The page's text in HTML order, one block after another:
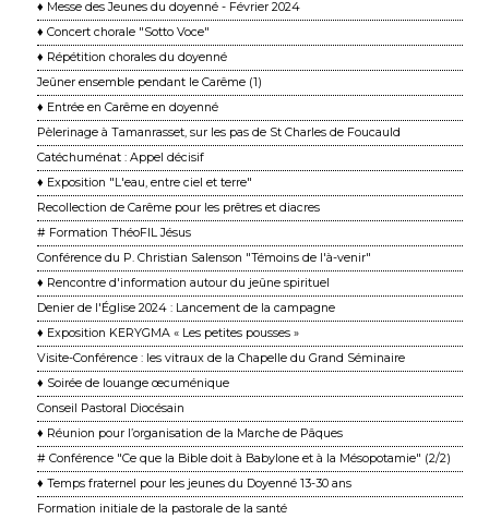
♦ Messe des Jeunes du doyenné - Février 2024
♦ Concert chorale "Sotto Voce"
♦ Répétition chorales du doyenné
Jeûner ensemble pendant le Carême (1)
♦ Entrée en Carême en doyenné
Pèlerinage à Tamanrasset, sur les pas de St Charles de Foucauld
Catéchuménat : Appel décisif
♦ Exposition "L'eau, entre ciel et terre"
Recollection de Carême pour les prêtres et diacres
# Formation ThéoFIL Jésus
Conférence du P. Christian Salenson "Témoins de l'à-venir"
♦ Rencontre d'information autour du jeûne spirituel
Denier de l'Église 2024 : Lancement de la campagne
♦ Exposition KERYGMA « Les petites pousses »
Visite-Conférence : les vitraux de la Chapelle du Grand Séminaire
♦ Soirée de louange œcuménique
Conseil Pastoral Diocésain
♦ Réunion pour l’organisation de la Marche de Pâques
# Conférence "Ce que la Bible doit à Babylone et à la Mésopotamie" (2/2)
♦ Temps fraternel pour les jeunes du Doyenné 13-30 ans
Formation initiale de la pastorale de la santé